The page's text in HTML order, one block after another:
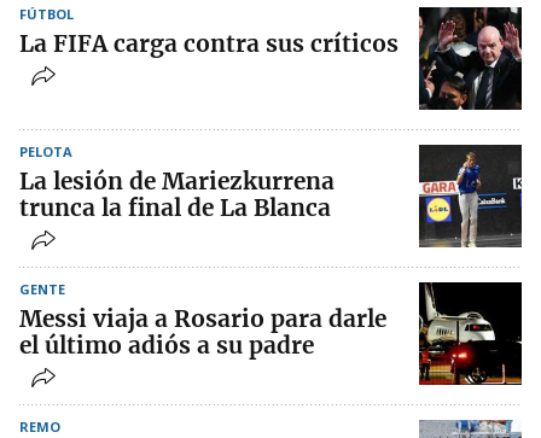
FÚTBOL
La FIFA carga contra sus críticos
PELOTA
La lesión de Mariezkurrena
trunca la final de La Blanca
GENTE
Messi viaja a Rosario para darle
el último adiós a su padre
REMO